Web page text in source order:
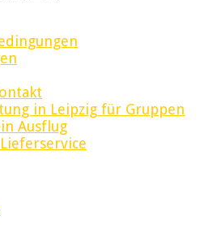
in Leipzig für Gruppen
Ausflug